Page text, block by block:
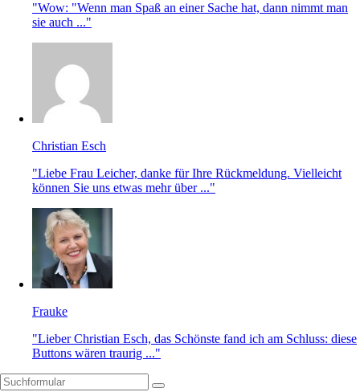
"Wow: "Wenn man Spaß an einer Sache hat, dann nimmt man
sie auch ..."
Christian Esch
"Liebe Frau Leicher, danke für Ihre Rückmeldung. Vielleicht
können Sie uns etwas mehr über ..."
Frauke
"Lieber Christian Esch, das Schönste fand ich am Schluss: diese
Buttons wären traurig ..."